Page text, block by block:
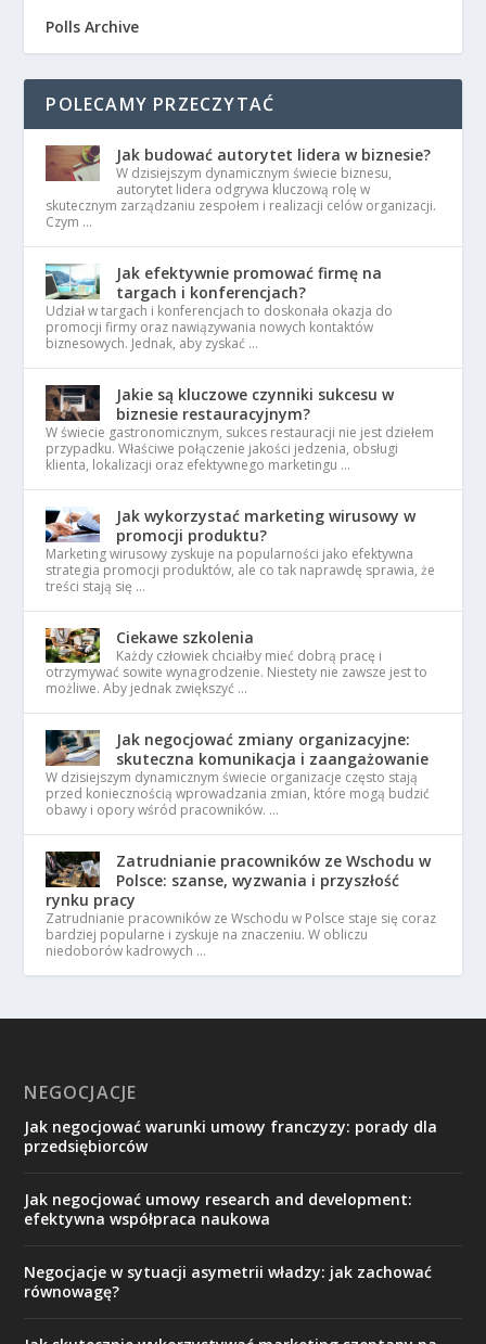
Polls Archive
POLECAMY PRZECZYTAĆ
Jak budować autorytet lidera w biznesie?
W dzisiejszym dynamicznym świecie biznesu,
autorytet lidera odgrywa kluczową rolę w
skutecznym zarządzaniu zespołem i realizacji celów organizacji.
Czym …
Jak efektywnie promować firmę na
targach i konferencjach?
Udział w targach i konferencjach to doskonała okazja do
promocji firmy oraz nawiązywania nowych kontaktów
biznesowych. Jednak, aby zyskać …
Jakie są kluczowe czynniki sukcesu w
biznesie restauracyjnym?
W świecie gastronomicznym, sukces restauracji nie jest dziełem
przypadku. Właściwe połączenie jakości jedzenia, obsługi
klienta, lokalizacji oraz efektywnego marketingu …
Jak wykorzystać marketing wirusowy w
promocji produktu?
Marketing wirusowy zyskuje na popularności jako efektywna
strategia promocji produktów, ale co tak naprawdę sprawia, że
treści stają się …
Ciekawe szkolenia
Każdy człowiek chciałby mieć dobrą pracę i
otrzymywać sowite wynagrodzenie. Niestety nie zawsze jest to
możliwe. Aby jednak zwiększyć …
Jak negocjować zmiany organizacyjne:
skuteczna komunikacja i zaangażowanie
W dzisiejszym dynamicznym świecie organizacje często stają
przed koniecznością wprowadzania zmian, które mogą budzić
obawy i opory wśród pracowników. …
Zatrudnianie pracowników ze Wschodu w
Polsce: szanse, wyzwania i przyszłość
rynku pracy
Zatrudnianie pracowników ze Wschodu w Polsce staje się coraz
bardziej popularne i zyskuje na znaczeniu. W obliczu
niedoborów kadrowych …
NEGOCJACJE
Jak negocjować warunki umowy franczyzy: porady dla
przedsiębiorców
Jak negocjować umowy research and development:
efektywna współpraca naukowa
Negocjacje w sytuacji asymetrii władzy: jak zachować
równowagę?